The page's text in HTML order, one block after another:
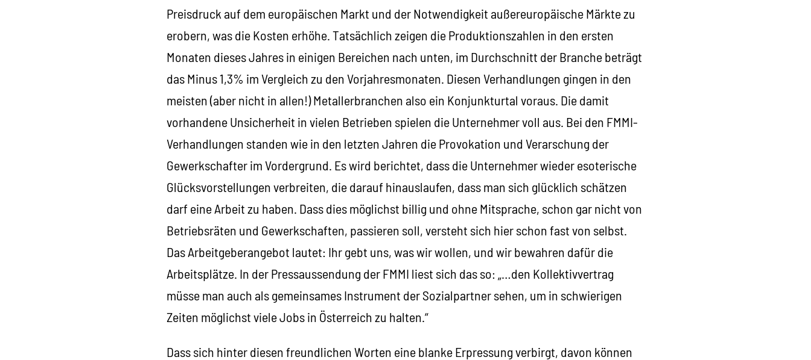
Preisdruck auf dem europäischen Markt und der Notwendigkeit außereuropäische Märkte zu
erobern, was die Kosten erhöhe. Tatsächlich zeigen die Produktionszahlen in den ersten
Monaten dieses Jahres in einigen Bereichen nach unten, im Durchschnitt der Branche beträgt
das Minus 1,3% im Vergleich zu den Vorjahresmonaten. Diesen Verhandlungen gingen in den
meisten (aber nicht in allen!) Metallerbranchen also ein Konjunkturtal voraus. Die damit
vorhandene Unsicherheit in vielen Betrieben spielen die Unternehmer voll aus. Bei den FMMI-
Verhandlungen standen wie in den letzten Jahren die Provokation und Verarschung der
Gewerkschafter im Vordergrund. Es wird berichtet, dass die Unternehmer wieder esoterische
Glücksvorstellungen verbreiten, die darauf hinauslaufen, dass man sich glücklich schätzen
darf eine Arbeit zu haben. Dass dies möglichst billig und ohne Mitsprache, schon gar nicht von
Betriebsräten und Gewerkschaften, passieren soll, versteht sich hier schon fast von selbst.
Das Arbeitgeberangebot lautet: Ihr gebt uns, was wir wollen, und wir bewahren dafür die
Arbeitsplätze. In der Pressaussendung der FMMI liest sich das so: „…den Kollektivvertrag
müsse man auch als gemeinsames Instrument der Sozialpartner sehen, um in schwierigen
Zeiten möglichst viele Jobs in Österreich zu halten.“
Dass sich hinter diesen freundlichen Worten eine blanke Erpressung verbirgt, davon können